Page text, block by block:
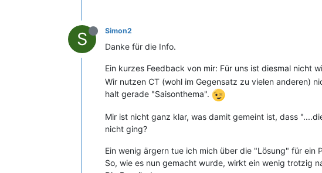
S Simon2
Danke für die Info.
Ein kurzes Feedback von mir: Für uns ist diesmal nicht
Wir nutzen CT (wohl im Gegensatz zu vielen anderen)
halt gerade "Saisonthema".
Mir ist nicht ganz klar, was damit gemeint ist, dass
nicht ging?
Ein wenig ärgern tue ich mich über die "Lösung" für
So, wie es nun gemacht wurde, wirkt ein wenig trotzig